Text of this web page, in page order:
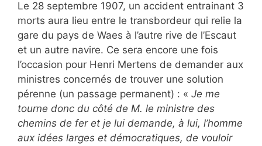
Le 28 septembre 1907, un accident entrainant 3
morts aura lieu entre le transbordeur qui relie la
gare du pays de Waes à l’autre rive de l’Escaut
et un autre navire. Ce sera encore une fois
l’occasion pour Henri Mertens de demander aux
ministres concernés de trouver une solution
pérenne (un passage permanent) : « Je me
tourne donc du côté de M. le ministre des
chemins de fer et je lui demande, à lui, l’homme
aux idées larges et démocratiques, de vouloir